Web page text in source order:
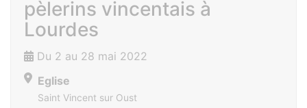
pèlerins vincentais à
Lourdes
Du 2 au 28 mai 2022
Eglise
Saint Vincent sur Oust